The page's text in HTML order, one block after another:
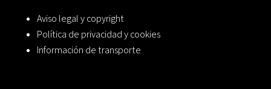
Aviso legal y copyright
Política de privacidad y cookies
Información de transporte